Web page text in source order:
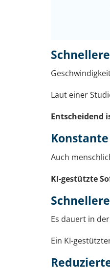
Laut einer
Entscheidend
Auch
KI-gestützte
Es dauert in
Ein KI-